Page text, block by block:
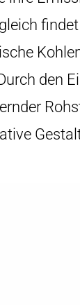
den